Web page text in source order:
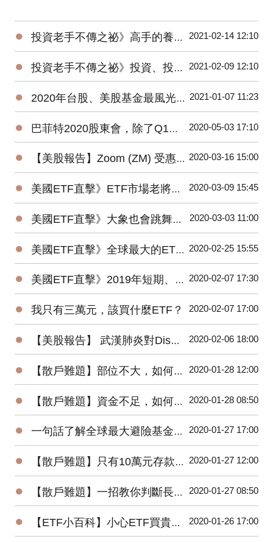
● 投資老手不傳之祕》高手的養成3階段：開放心胸 + 廣泛學習 + 大空頭洗禮 2021-02-14 12:10
● 投資老手不傳之祕》投資、投機、避險——3種部位都要嚴守各自紀律 2021-02-09 12:10
● 2020年台股、美股基金最風光，平均績效超過15%，能源基金谷底翻身大賺逾160%！ 2021-01-07 11:23
● 巴菲特2020股東會，除了Q1虧損，接下來投資人應該注意那些事？ 2020-05-03 17:10
● 【美股報告】Zoom (ZM) 受惠疫情，2019Q4財報及2020展望 2020-03-16 15:00
● 美國ETF直擊》ETF市場老將新兵爭鋒，誰是資金最青睞的No1？ 2020-03-09 15:45
● 美國ETF直擊》大象也會跳舞？2019美國主動ETF規模Top15出爐！ 2020-03-03 11:00
● 美國ETF直擊》全球最大的ETF是它⋯⋯1檔抵N檔0050！ 2020-02-25 15:55
● 美國ETF直擊》2019年短期、低風險的固定收益ETF最受追捧 2020-02-07 17:30
● 我只有三萬元，該買什麼ETF？ 2020-02-07 17:00
● 【美股報告】 武漢肺炎對Disney(DIS)2020第一季衝擊有多大？ 2020-02-06 18:00
● 【散戶難題】部位不大，如何增加投機功力？ 2020-01-28 12:00
● 【散戶難題】資金不足，如何快速累積財富？ 2020-01-28 08:50
● 一句話了解全球最大避險基金的操作思想 2020-01-27 17:00
● 【散戶難題】只有10萬元存款的小資，該如何開始投資台股？ 2020-01-27 12:00
● 【散戶難題】一招教你判斷長紅K是真突破還是假突破 2020-01-27 08:50
● 【ETF小百科】小心ETF買貴了！你不可不知的ETF名詞 2020-01-26 17:00